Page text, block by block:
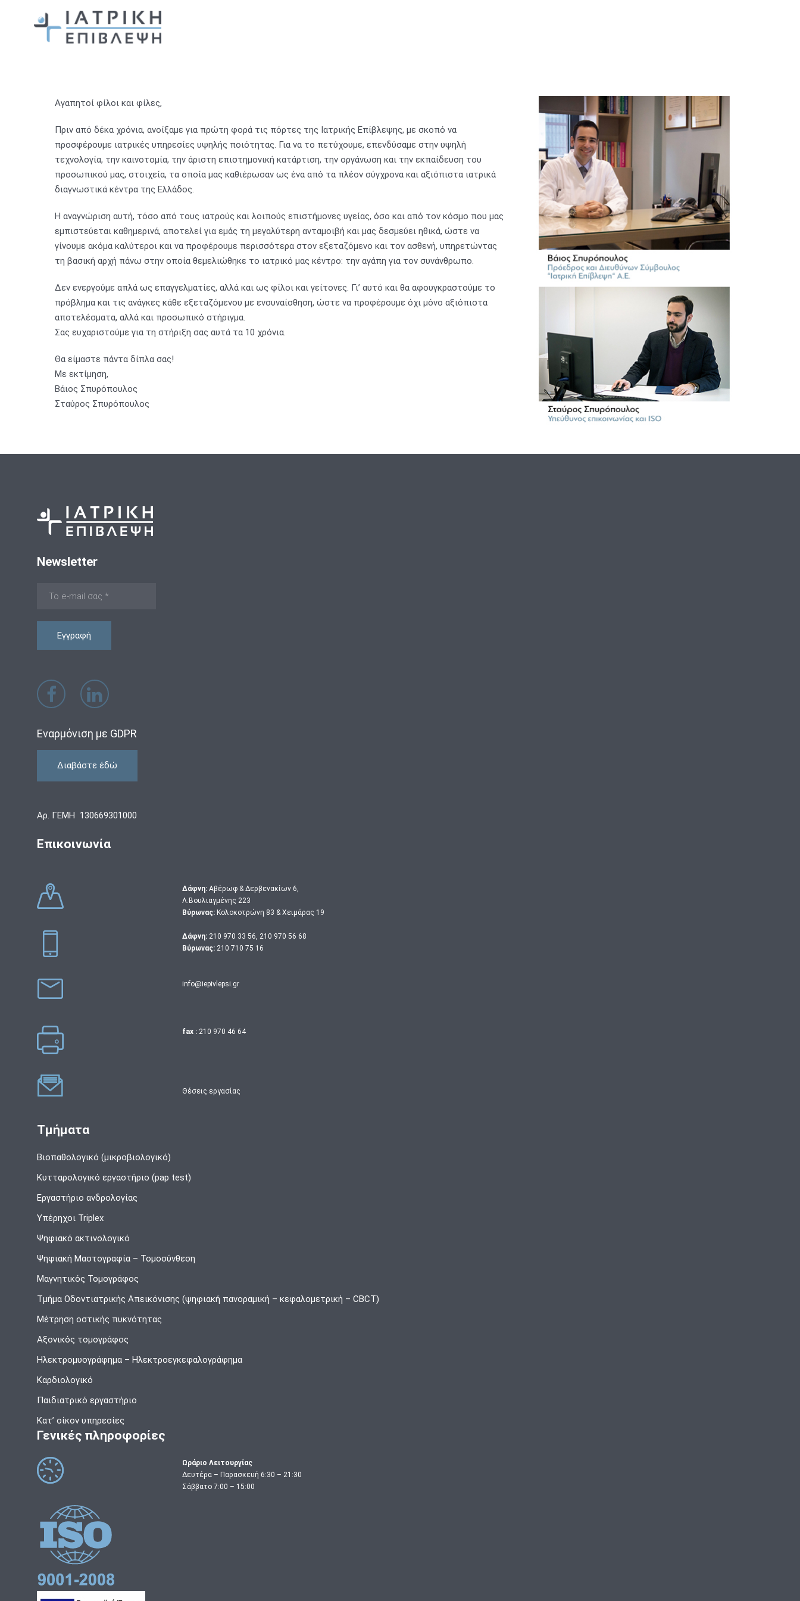
Αγαπητοί φίλοι και φίλες,
Πριν από δέκα χρόνια, ανοίξαμε για πρώτη φορά τις πόρτες της Ιατρικής Επίβλεψης, με σκοπό να
προσφέρουμε ιατρικές υπηρεσίες υψηλής ποιότητας. Για να το πετύχουμε, επενδύσαμε στην υψηλή
τεχνολογία, την καινοτομία, την άριστη επιστημονική κατάρτιση, την οργάνωση και την εκπαίδευση του
προσωπικού μας, στοιχεία, τα οποία μας καθιέρωσαν ως ένα από τα πλέον σύγχρονα και αξιόπιστα ιατρικά
διαγνωστικά κέντρα της Ελλάδος.
Η αναγνώριση αυτή, τόσο από τους ιατρούς και λοιπούς επιστήμονες υγείας, όσο και από τον κόσμο που μας
εμπιστεύεται καθημερινά, αποτελεί για εμάς τη μεγαλύτερη ανταμοιβή και μας δεσμεύει ηθικά, ώστε να
γίνουμε ακόμα καλύτεροι και να προφέρουμε περισσότερα στον εξεταζόμενο και τον ασθενή, υπηρετώντας
τη βασική αρχή πάνω στην οποία θεμελιώθηκε το ιατρικό μας κέντρο: την αγάπη για τον συνάνθρωπο.
Δεν ενεργούμε απλά ως επαγγελματίες, αλλά και ως φίλοι και γείτονες. Γι’ αυτό και θα αφουγκραστούμε το
πρόβλημα και τις ανάγκες κάθε εξεταζόμενου με ενσυναίσθηση, ώστε να προφέρουμε όχι μόνο αξιόπιστα
αποτελέσματα, αλλά και προσωπικό στήριγμα.
Σας ευχαριστούμε για τη στήριξη σας αυτά τα 10 χρόνια.
Θα είμαστε πάντα δίπλα σας!
Με εκτίμηση,
Βάιος Σπυρόπουλος
Σταύρος Σπυρόπουλος
Newsletter
Εναρμόνιση με GDPR
Διαβάστε έδώ
Αρ. ΓΕΜΗ 130669301000
Επικοινωνία
Δάφνη: Αβέρωφ & Δερβενακίων 6,
Λ.Βουλιαγμένης 223
Βύρωνας: Κολοκοτρώνη 83 & Χειμάρας 19
Δάφνη: 210 970 33 56, 210 970 56 68
Βύρωνας: 210 710 75 16
info@iepivlepsi.gr
fax : 210 970 46 64
Θέσεις εργασίας
Τμήματα
Βιοπαθολογικό (μικροβιολογικό)
Κυτταρολογικό εργαστήριο (pap test)
Εργαστήριο ανδρολογίας
Υπέρηχοι Triplex
Ψηφιακό ακτινολογικό
Ψηφιακή Μαστογραφία – Τομοσύνθεση
Μαγνητικός Τομογράφος
Τμήμα Οδοντιατρικής Απεικόνισης (ψηφιακή πανοραμική – κεφαλομετρική – CBCT)
Μέτρηση οστικής πυκνότητας
Αξονικός τομογράφος
Ηλεκτρομυογράφημα – Ηλεκτροεγκεφαλογράφημα
Καρδιολογικό
Παιδιατρικό εργαστήριο
Κατ’ οίκον υπηρεσίες
Γενικές πληροφορίες
Ωράριο Λειτουργίας
Δευτέρα – Παρασκευή 6:30 – 21:30
Σάββατο 7:00 – 15:00